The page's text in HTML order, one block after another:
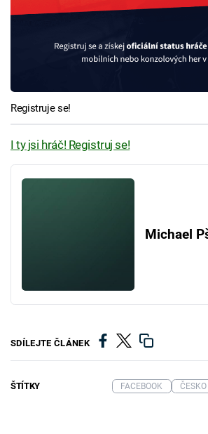
Registruje se!
I ty jsi hráč! Registruj se!
Michael
SDÍLEJTE ČLÁNEK
ŠTÍTKY FACEBOOK ČESKO